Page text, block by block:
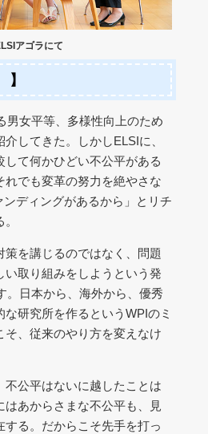
アゴラにて
女平等、多様性向上のため
してきた。しかしELSIに、
して何かひどい不公平がある
れでも変革の努力を絶やさな
ディングがあるから」とリチ
策を講じるのではなく、問題
い取り組みをしようという発
。日本から、海外から、優秀
研究所を作るというWPIのミ
そ、従来のやり方を変えなけ
公平はないに越したことは
はあからさまな不公平も、見
する。だからこそ先手を打っ